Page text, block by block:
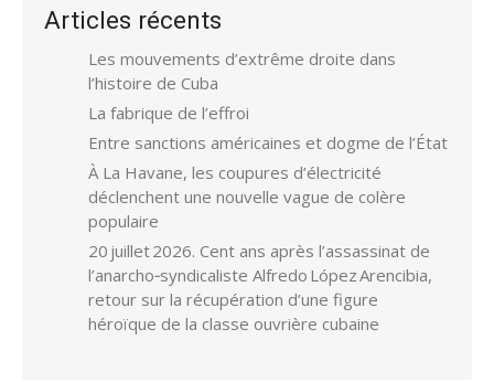
Articles récents
Les mouvements d’extrême droite dans
l’histoire de Cuba
La fabrique de l’effroi
Entre sanctions américaines et dogme de l’État
À La Havane, les coupures d’électricité
déclenchent une nouvelle vague de colère
populaire
20 juillet 2026. Cent ans après l’assassinat de
l’anarcho‑syndicaliste Alfredo López Arencibia,
retour sur la récupération d’une figure
héroïque de la classe ouvrière cubaine